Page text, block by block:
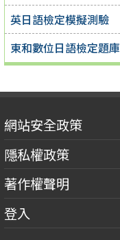
英日語檢定模擬測驗
東和數位日語檢定題庫
網站安全政策
隱私權政策
著作權聲明
登入